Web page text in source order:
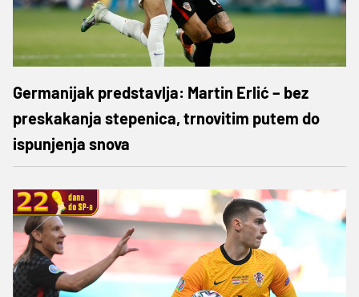
Germanijak predstavlja: Martin Erlić – bez
preskakanja stepenica, trnovitim putem do
ispunjenja snova